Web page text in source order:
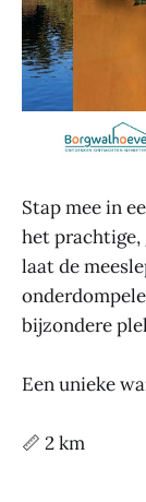
Stap mee in
het prachtige,
laat de
bijzondere
Een unieke
📏 2 km